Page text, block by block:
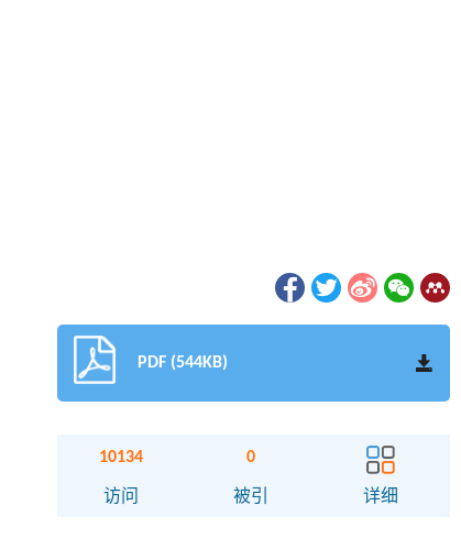
PDF (544KB)
10134
访问
0
被引 详细